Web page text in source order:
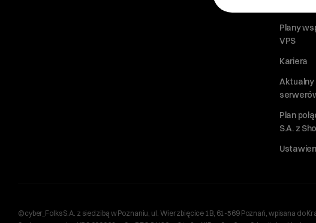
Plany
VPS
Kariera
Plan
S.A. z
©cyber_Folks S.A. z siedzibą w Poznaniu, ul. Wierzbięcice 1B, 61-569 Poznań, wpisana do